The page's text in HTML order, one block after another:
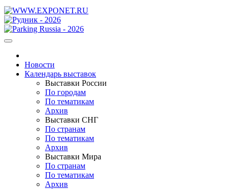
Новости
Календарь выставок
Выставки России
По городам
По тематикам
Архив
Выставки СНГ
По странам
По тематикам
Архив
Выставки Мира
По странам
По тематикам
Архив